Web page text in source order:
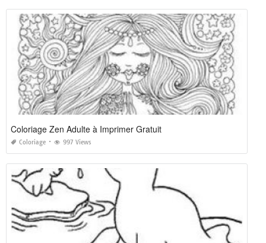
Coloriage Zen Adulte à Imprimer Gratuit
Coloriage 997 Views